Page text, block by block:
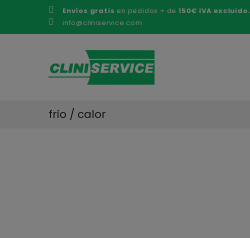
Envíos gratis en pedidos + de150€ IVA excluido.
info@cliniservice.com
frio / calor